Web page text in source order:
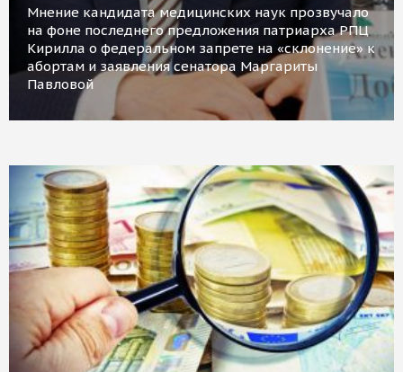
Мнение кандидата медицинских наук прозвучало
на фоне последнего предложения патриарха РПЦ
Кирилла о федеральном запрете на «склонение» к
абортам и заявления сенатора Маргариты
Павловой